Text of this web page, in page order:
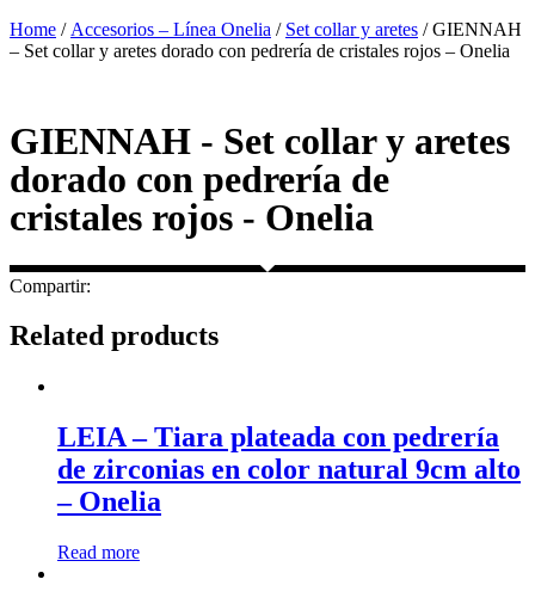
Home / Accesorios – Línea Onelia / Set collar y aretes / GIENNAH
– Set collar y aretes dorado con pedrería de cristales rojos – Onelia
GIENNAH - Set collar y aretes
dorado con pedrería de
cristales rojos - Onelia
Compartir:
Related products
LEIA – Tiara plateada con pedrería
de zirconias en color natural 9cm alto
– Onelia
Read more